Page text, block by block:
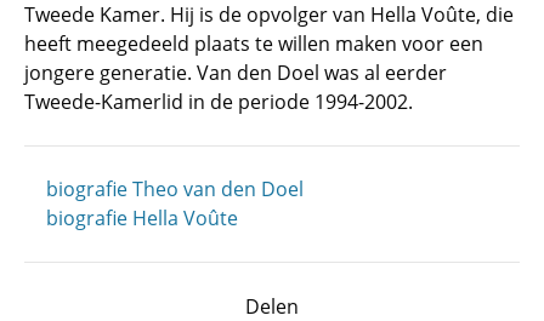
Tweede Kamer. Hij is de opvolger van Hella Voûte, die
heeft meegedeeld plaats te willen maken voor een
jongere generatie. Van den Doel was al eerder
Tweede-Kamerlid in de periode 1994-2002.
biografie Theo van den Doel
biografie Hella Voûte
Delen